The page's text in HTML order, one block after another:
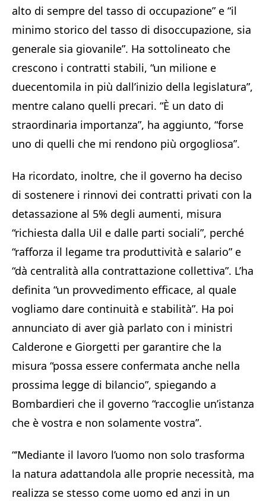
alto di sempre del tasso di occupazione” e “il
minimo storico del tasso di disoccupazione, sia
generale sia giovanile”. Ha sottolineato che
crescono i contratti stabili, “un milione e
duecentomila in più dall’inizio della legislatura”,
mentre calano quelli precari. “È un dato di
straordinaria importanza”, ha aggiunto, “forse
uno di quelli che mi rendono più orgogliosa”.
Ha ricordato, inoltre, che il governo ha deciso
di sostenere i rinnovi dei contratti privati con la
detassazione al 5% degli aumenti, misura
“richiesta dalla Uil e dalle parti sociali”, perché
“rafforza il legame tra produttività e salario” e
“dà centralità alla contrattazione collettiva”. L’ha
definita “un provvedimento efficace, al quale
vogliamo dare continuità e stabilità”. Ha poi
annunciato di aver già parlato con i ministri
Calderone e Giorgetti per garantire che la
misura “possa essere confermata anche nella
prossima legge di bilancio”, spiegando a
Bombardieri che il governo “raccoglie un’istanza
che è vostra e non solamente vostra”.
“‘Mediante il lavoro l’uomo non solo trasforma
la natura adattandola alle proprie necessità, ma
realizza se stesso come uomo ed anzi in un